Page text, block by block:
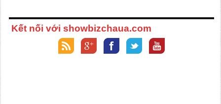
Kết nối với showbizchaua.com